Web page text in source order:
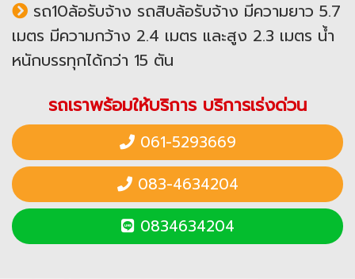
รถ10ล้อรับจ้าง รถสิบล้อรับจ้าง มีความยาว 5.7
เมตร มีความกว้าง 2.4 เมตร และสูง 2.3 เมตร น้ำ
หนักบรรทุกได้กว่า 15 ตัน
รถเราพร้อมให้บริการ บริการเร่งด่วน
061-5293669
083-4634204
0834634204